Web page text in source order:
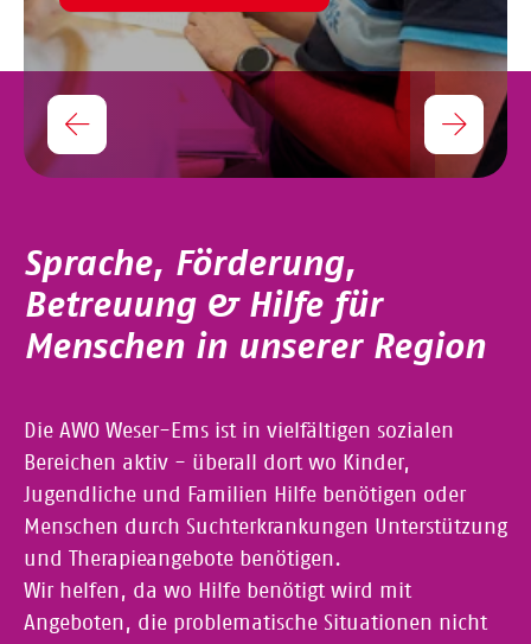
Sprache, Förderung,
Betreuung & Hilfe für
Menschen in unserer Region
Die AWO Weser-Ems ist in vielfältigen sozialen
Bereichen aktiv - überall dort wo Kinder,
Jugendliche und Familien Hilfe benötigen oder
Menschen durch Suchterkrankungen Unterstützung
und Therapieangebote benötigen.
Wir helfen, da wo Hilfe benötigt wird mit
Angeboten, die problematische Situationen nicht